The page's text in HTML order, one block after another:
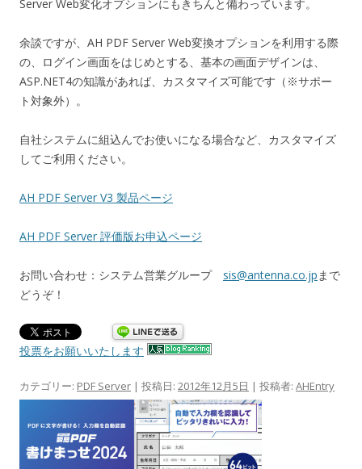
Server Web変化オプションにもきちんと備わっています。
余談ですが、AH PDF Server Web変換オプションを利用する際
の、ログイン画面をはじめとする、基本の画面デザインは、
ASP.NET4の知識があれば、カスタマイズ可能です（※サポー
ト対象外）。
自社システムに組込んでお使いになる場合など、カスタマイズ
してご利用ください。
AH PDF Server V3 製品ページ
AH PDF Server 評価版お申込ページ
お問い合わせ：システム営業グループ sis@antenna.co.jp まで
どうぞ！
投票をお願いいたします
カテゴリー: PDF Server | 投稿日: 2012年12月5日 | 投稿者: AHEntry